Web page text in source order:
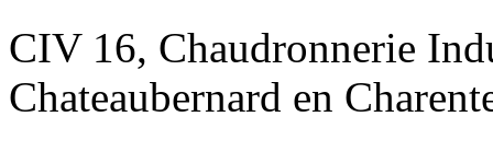
CIV 16, Chaudronnerie
Chateaubernard en